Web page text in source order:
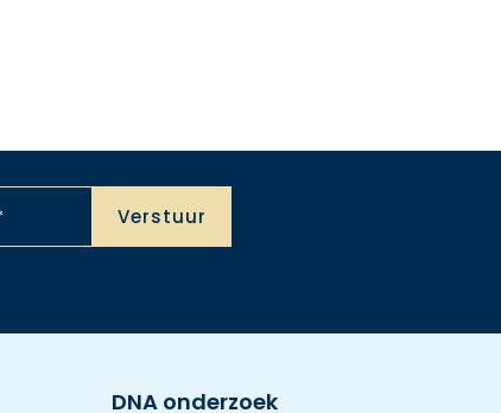
DNA onderzoek